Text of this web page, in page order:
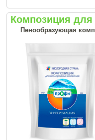
Композиция для
Пенообразующая